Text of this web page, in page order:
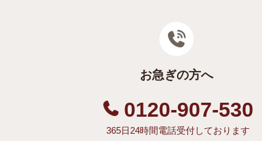
お急ぎの方へ
0120-907-530
365日24時間電話受付しております